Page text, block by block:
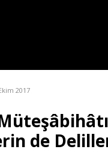
2017
de